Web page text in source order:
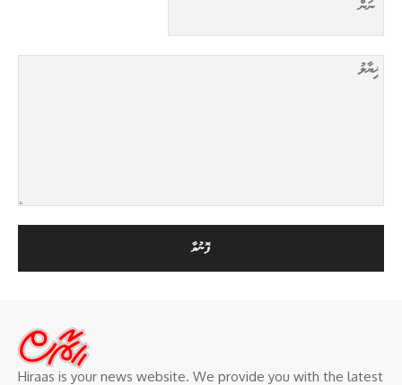
Hiraas is your news website. We provide you with the latest